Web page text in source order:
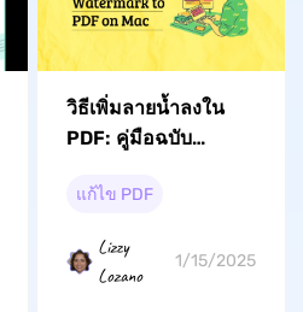
วิธีเพิ่มลายน้ำลงใน
PDF: คู่มือฉบับ
แก้ไข PDF
Lizzy
Lozano
1/15/2025